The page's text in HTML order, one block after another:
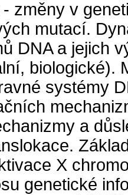
změny v
mutací.
DNA a jejich
biologické).
systémy
a
X
genetické